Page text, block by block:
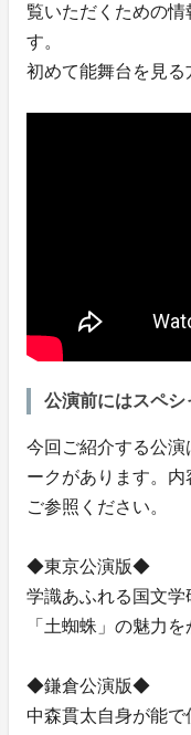
覧いただくための
す。
初めて能舞台を見る
公演前にはスペシ
今回ご紹介する公演
ークがあります。
ご参照ください。
◆東京公演版◆
学識あふれる国文
「土蜘蛛」の魅力
◆鎌倉公演版◆
中森貫太自身が能